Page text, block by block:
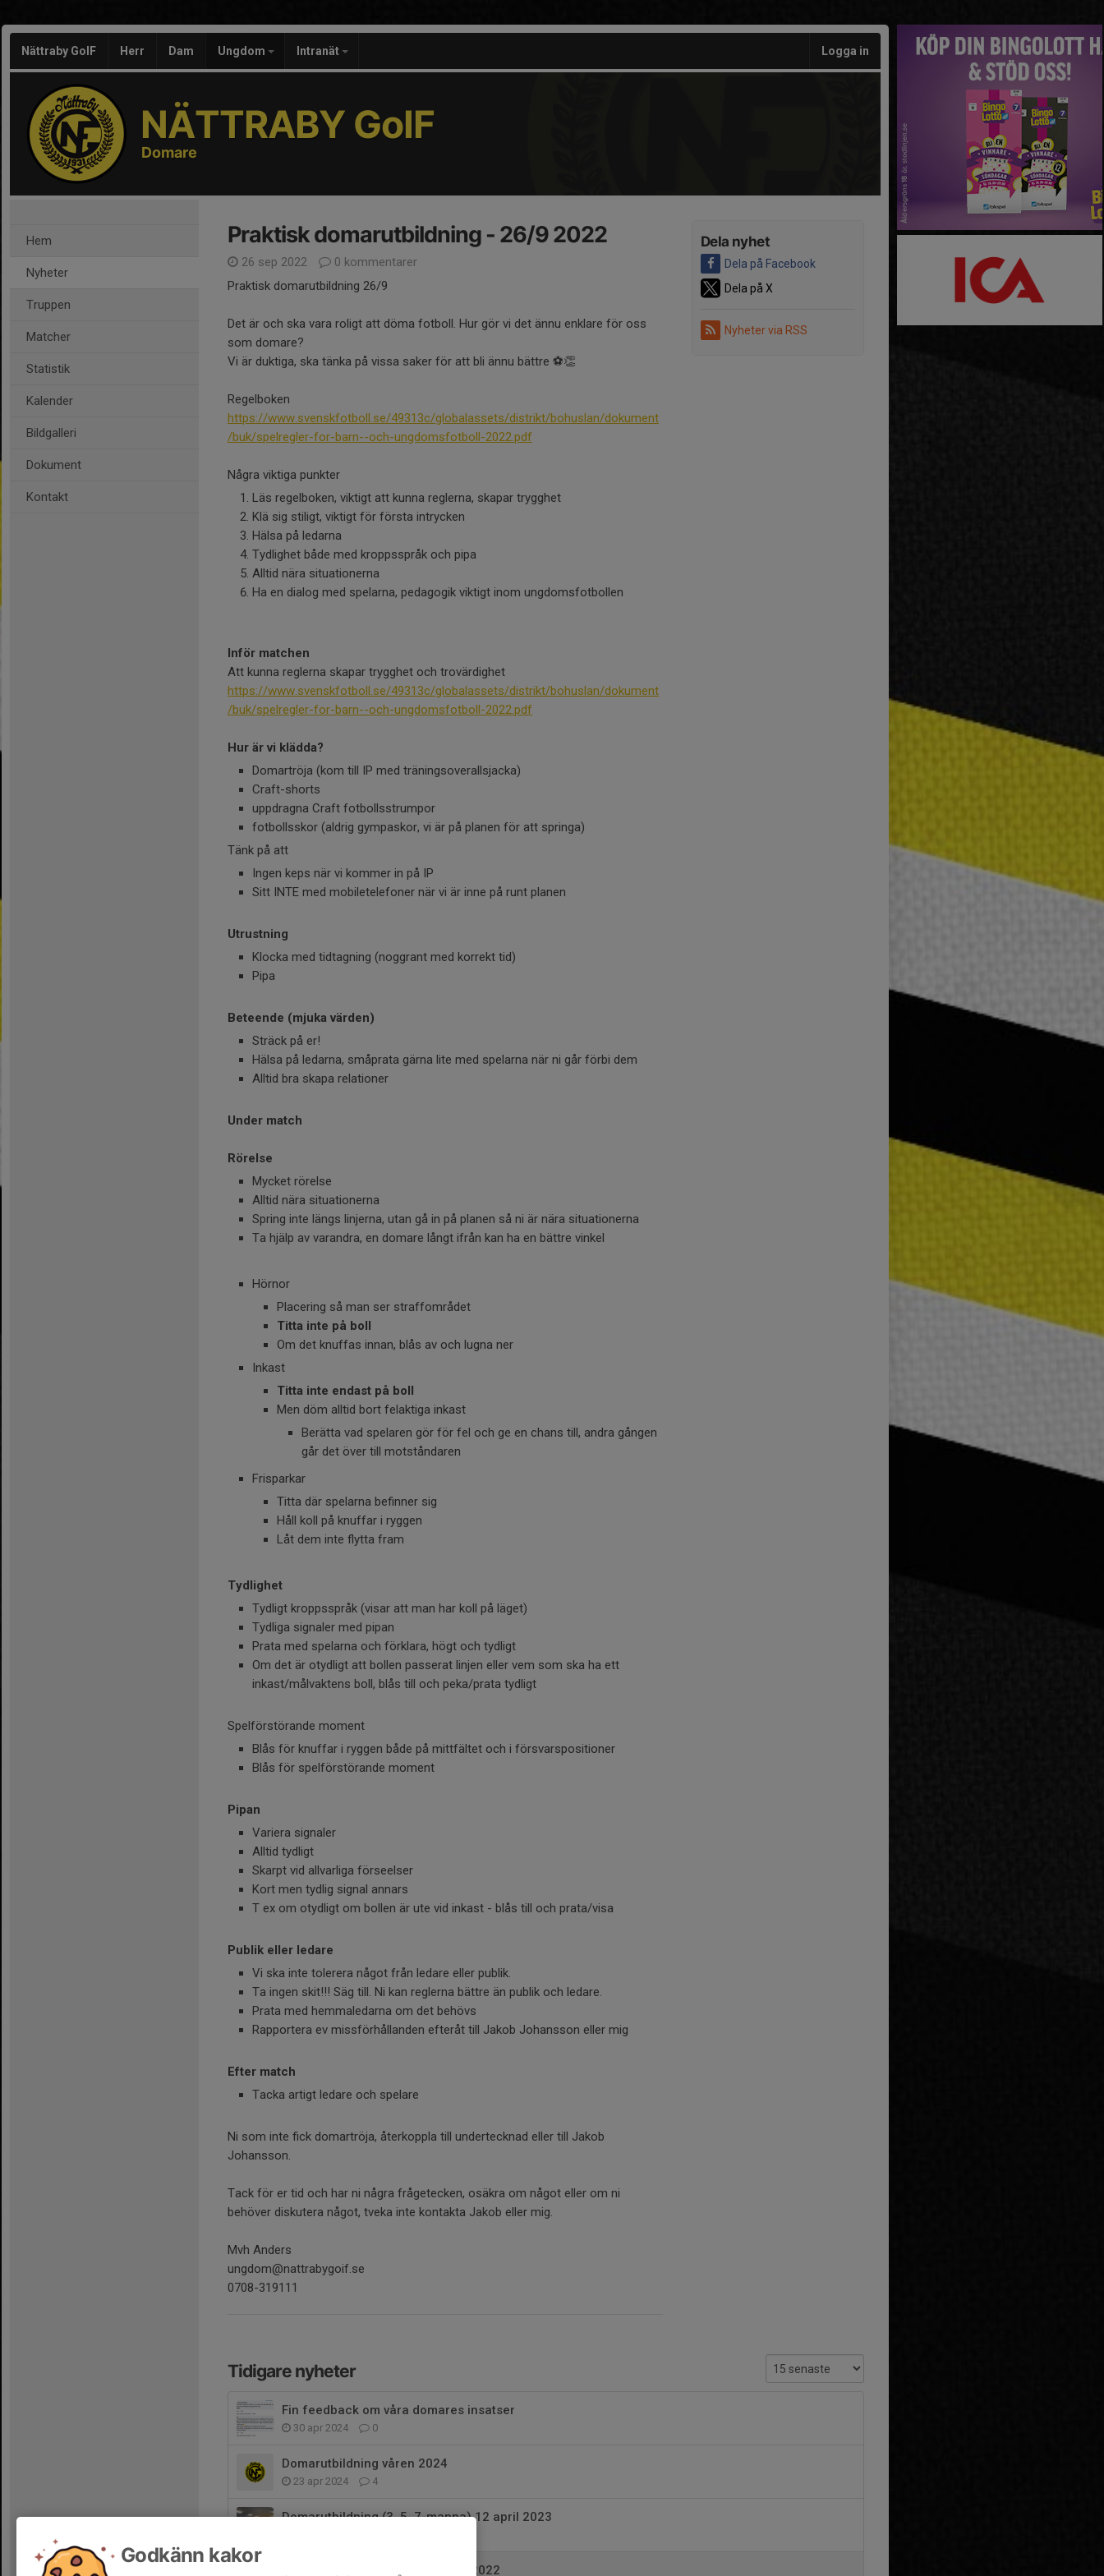
Nättraby GoIF Herr Dam Ungdom Intranät Logga in
NÄTTRABY GoIF
Domare
Hem
Nyheter
Truppen
Matcher
Statistik
Kalender
Bildgalleri
Dokument
Kontakt
Dela nyhet
Dela på Facebook
Dela på X
Nyheter via RSS
Praktisk domarutbildning - 26/9 2022
26 sep 2022
0 kommentarer
Praktisk domarutbildning 26/9
Det är och ska vara roligt att döma fotboll. Hur gör vi det ännu enklare för oss
som domare?
Vi är duktiga, ska tänka på vissa saker för att bli ännu bättre ⚽️👏
Regelboken
https://www.svenskfotboll.se/49313c/globalassets/distrikt/bohuslan/dokument
/buk/spelregler-for-barn--och-ungdomsfotboll-2022.pdf
Några viktiga punkter
Läs regelboken, viktigt att kunna reglerna, skapar trygghet
Klä sig stiligt, viktigt för första intrycken
Hälsa på ledarna
Tydlighet både med kroppsspråk och pipa
Alltid nära situationerna
Ha en dialog med spelarna, pedagogik viktigt inom ungdomsfotbollen
Inför matchen
Att kunna reglerna skapar trygghet och trovärdighet
https://www.svenskfotboll.se/49313c/globalassets/distrikt/bohuslan/dokument
/buk/spelregler-for-barn--och-ungdomsfotboll-2022.pdf
Hur är vi klädda?
Domartröja (kom till IP med träningsoverallsjacka)
Craft-shorts
uppdragna Craft fotbollsstrumpor
fotbollsskor (aldrig gympaskor, vi är på planen för att springa)
Tänk på att
Ingen keps när vi kommer in på IP
Sitt INTE med mobiletelefoner när vi är inne på runt planen
Utrustning
Klocka med tidtagning (noggrant med korrekt tid)
Pipa
Beteende (mjuka värden)
Sträck på er!
Hälsa på ledarna, småprata gärna lite med spelarna när ni går förbi dem
Alltid bra skapa relationer
Under match
Rörelse
Mycket rörelse
Alltid nära situationerna
Spring inte längs linjerna, utan gå in på planen så ni är nära situationerna
Ta hjälp av varandra, en domare långt ifrån kan ha en bättre vinkel
Hörnor
Placering så man ser straffområdet
Titta inte på boll
Om det knuffas innan, blås av och lugna ner
Inkast
Titta inte endast på boll
Men döm alltid bort felaktiga inkast
Berätta vad spelaren gör för fel och ge en chans till, andra gången
går det över till motståndaren
Frisparkar
Titta där spelarna befinner sig
Håll koll på knuffar i ryggen
Låt dem inte flytta fram
Tydlighet
Tydligt kroppsspråk (visar att man har koll på läget)
Tydliga signaler med pipan
Prata med spelarna och förklara, högt och tydligt
Om det är otydligt att bollen passerat linjen eller vem som ska ha ett
inkast/målvaktens boll, blås till och peka/prata tydligt
Spelförstörande moment
Blås för knuffar i ryggen både på mittfältet och i försvarspositioner
Blås för spelförstörande moment
Pipan
Variera signaler
Alltid tydligt
Skarpt vid allvarliga förseelser
Kort men tydlig signal annars
T ex om otydligt om bollen är ute vid inkast - blås till och prata/visa
Publik eller ledare
Vi ska inte tolerera något från ledare eller publik.
Ta ingen skit!!! Säg till. Ni kan reglerna bättre än publik och ledare.
Prata med hemmaledarna om det behövs
Rapportera ev missförhållanden efteråt till Jakob Johansson eller mig
Efter match
Tacka artigt ledare och spelare
Ni som inte fick domartröja, återkoppla till undertecknad eller till Jakob
Johansson.
Tack för er tid och har ni några frågetecken, osäkra om något eller om ni
behöver diskutera något, tveka inte kontakta Jakob eller mig.
Mvh Anders
ungdom@nattrabygoif.se
0708-319111
Tidigare nyheter
Fin feedback om våra domares insatser
30 apr 2024 0
Domarutbildning våren 2024
23 apr 2024 4
Domarutbildning (3, 5, 7-manna) 12 april 2023
Praktisk domarutbildning - 26/9 2022
Godkänn kakor